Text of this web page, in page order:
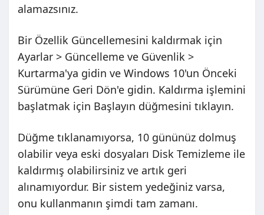
alamazsınız.
Bir Özellik Güncellemesini kaldırmak için
Ayarlar > Güncelleme ve Güvenlik >
Kurtarma'ya gidin ve Windows 10'un Önceki
Sürümüne Geri Dön'e gidin. Kaldırma işlemini
başlatmak için Başlayın düğmesini tıklayın.
Düğme tıklanamıyorsa, 10 gününüz dolmuş
olabilir veya eski dosyaları Disk Temizleme ile
kaldırmış olabilirsiniz ve artık geri
alınamıyordur. Bir sistem yedeğiniz varsa,
onu kullanmanın şimdi tam zamanı.